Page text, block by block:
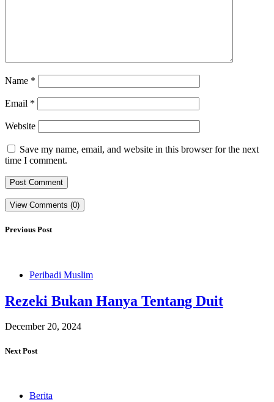
Name *
Email *
Website
Save my name, email, and website in this browser for the next
time I comment.
View Comments (0)
Previous Post
Peribadi Muslim
Rezeki Bukan Hanya Tentang Duit
December 20, 2024
Next Post
Berita